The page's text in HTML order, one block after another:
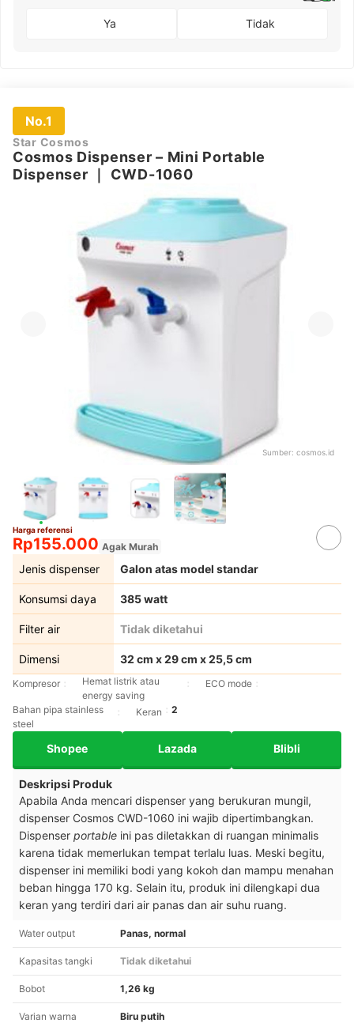
Ya Tidak
No.1
Star Cosmos
Cosmos Dispenser – Mini Portable
Dispenser
CWD-1060
Sumber: cosmos.id
Harga referensi
Rp155.000 Agak Murah
Jenis dispenser Galon atas model standar
Konsumsi daya 385 watt
Filter air Tidak diketahui
Dimensi 32 cm x 29 cm x 25,5 cm
Kompresor
Hemat listrik atau
energy saving
ECO mode
Bahan pipa stainless
steel
Keran 2
Shopee Lazada Blibli
Deskripsi Produk
Apabila Anda mencari dispenser yang berukuran mungil,
dispenser Cosmos CWD-1060 ini wajib dipertimbangkan.
Dispenser portable ini pas diletakkan di ruangan minimalis
karena tidak memerlukan tempat terlalu luas. Meski begitu,
dispenser ini memiliki bodi yang kokoh dan mampu menahan
beban hingga 170 kg. Selain itu, produk ini dilengkapi dua
keran yang terdiri dari air panas dan air suhu ruang.
Water output Panas, normal
Kapasitas tangki Tidak diketahui
Bobot 1,26 kg
Varian warna Biru putih